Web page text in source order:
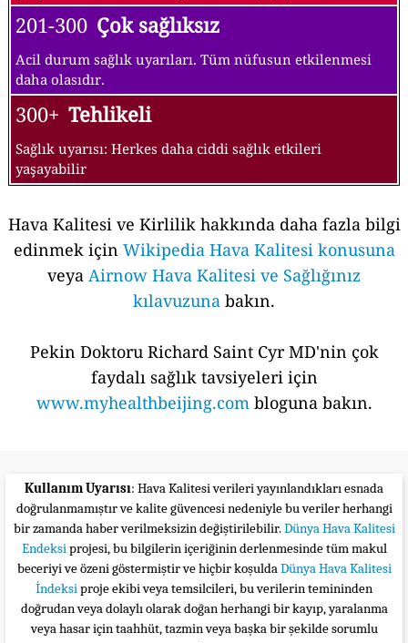
201-300 Çok sağlıksız
Acil durum sağlık uyarıları. Tüm nüfusun etkilenmesi
daha olasıdır.
300+ Tehlikeli
Sağlık uyarısı: Herkes daha ciddi sağlık etkileri
yaşayabilir
Hava Kalitesi ve Kirlilik hakkında daha fazla bilgi
edinmek için Wikipedia Hava Kalitesi konusuna
veya Airnow Hava Kalitesi ve Sağlığınız
kılavuzuna bakın.
Pekin Doktoru Richard Saint Cyr MD'nin çok
faydalı sağlık tavsiyeleri için
www.myhealthbeijing.combloguna bakın.
Kullanım Uyarısı: Hava Kalitesi verileri yayınlandıkları esnada
doğrulanmamıştır ve kalite güvencesi nedeniyle bu veriler herhangi
bir zamanda haber verilmeksizin değiştirilebilir.Dünya Hava Kalitesi
Endeksiprojesi, bu bilgilerin içeriğinin derlenmesinde tüm makul
beceriyi ve özeni göstermiştir ve hiçbir koşuldaDünya Hava Kalitesi
İndeksiproje ekibi veya temsilcileri, bu verilerin temininden
doğrudan veya dolaylı olarak doğan herhangi bir kayıp, yaralanma
veya hasar için taahhüt, tazmin veya başka bir şekilde sorumlu